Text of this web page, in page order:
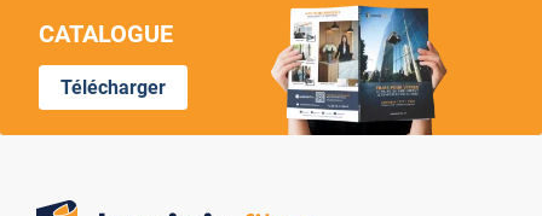
CATALOGUE
Télécharger